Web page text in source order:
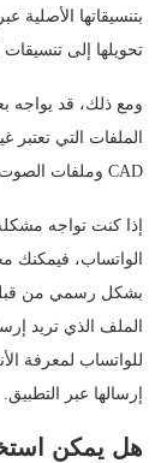
بتنسيقاتها
تحويلها إلى
ومع ذلك، قد
الملفات التي
CAD وملفات الصوت غير المعتادة وملفات الفيديو ذات الجودة العالية.
إذا كنت تواجه
الواتساب، فيمكنك
بشكل رسمي من قبل
الملف الذي تريد
للواتساب لمعرفة
إرسالها عبر التطبيق.
هل يمكن